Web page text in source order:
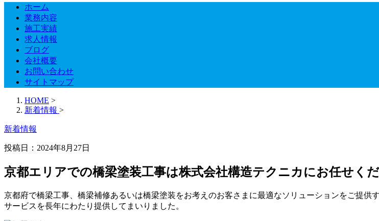
ホーム
業務内容
施工実績
求人情報
ブログ
会社概要
お問い合わせ
サイトマップ
HOME >
新着情報 >
新着情報
投稿日： 2024年8月27日
京都エリアでの橋梁塗装工事は株式会社構造テクニカにお任せく
京都府で橋梁工事、橋梁補修あるいは橋梁塗装をお考えのお客さまに最適なソリューションをご提
サービスを長年にわたり提供してまいりました。